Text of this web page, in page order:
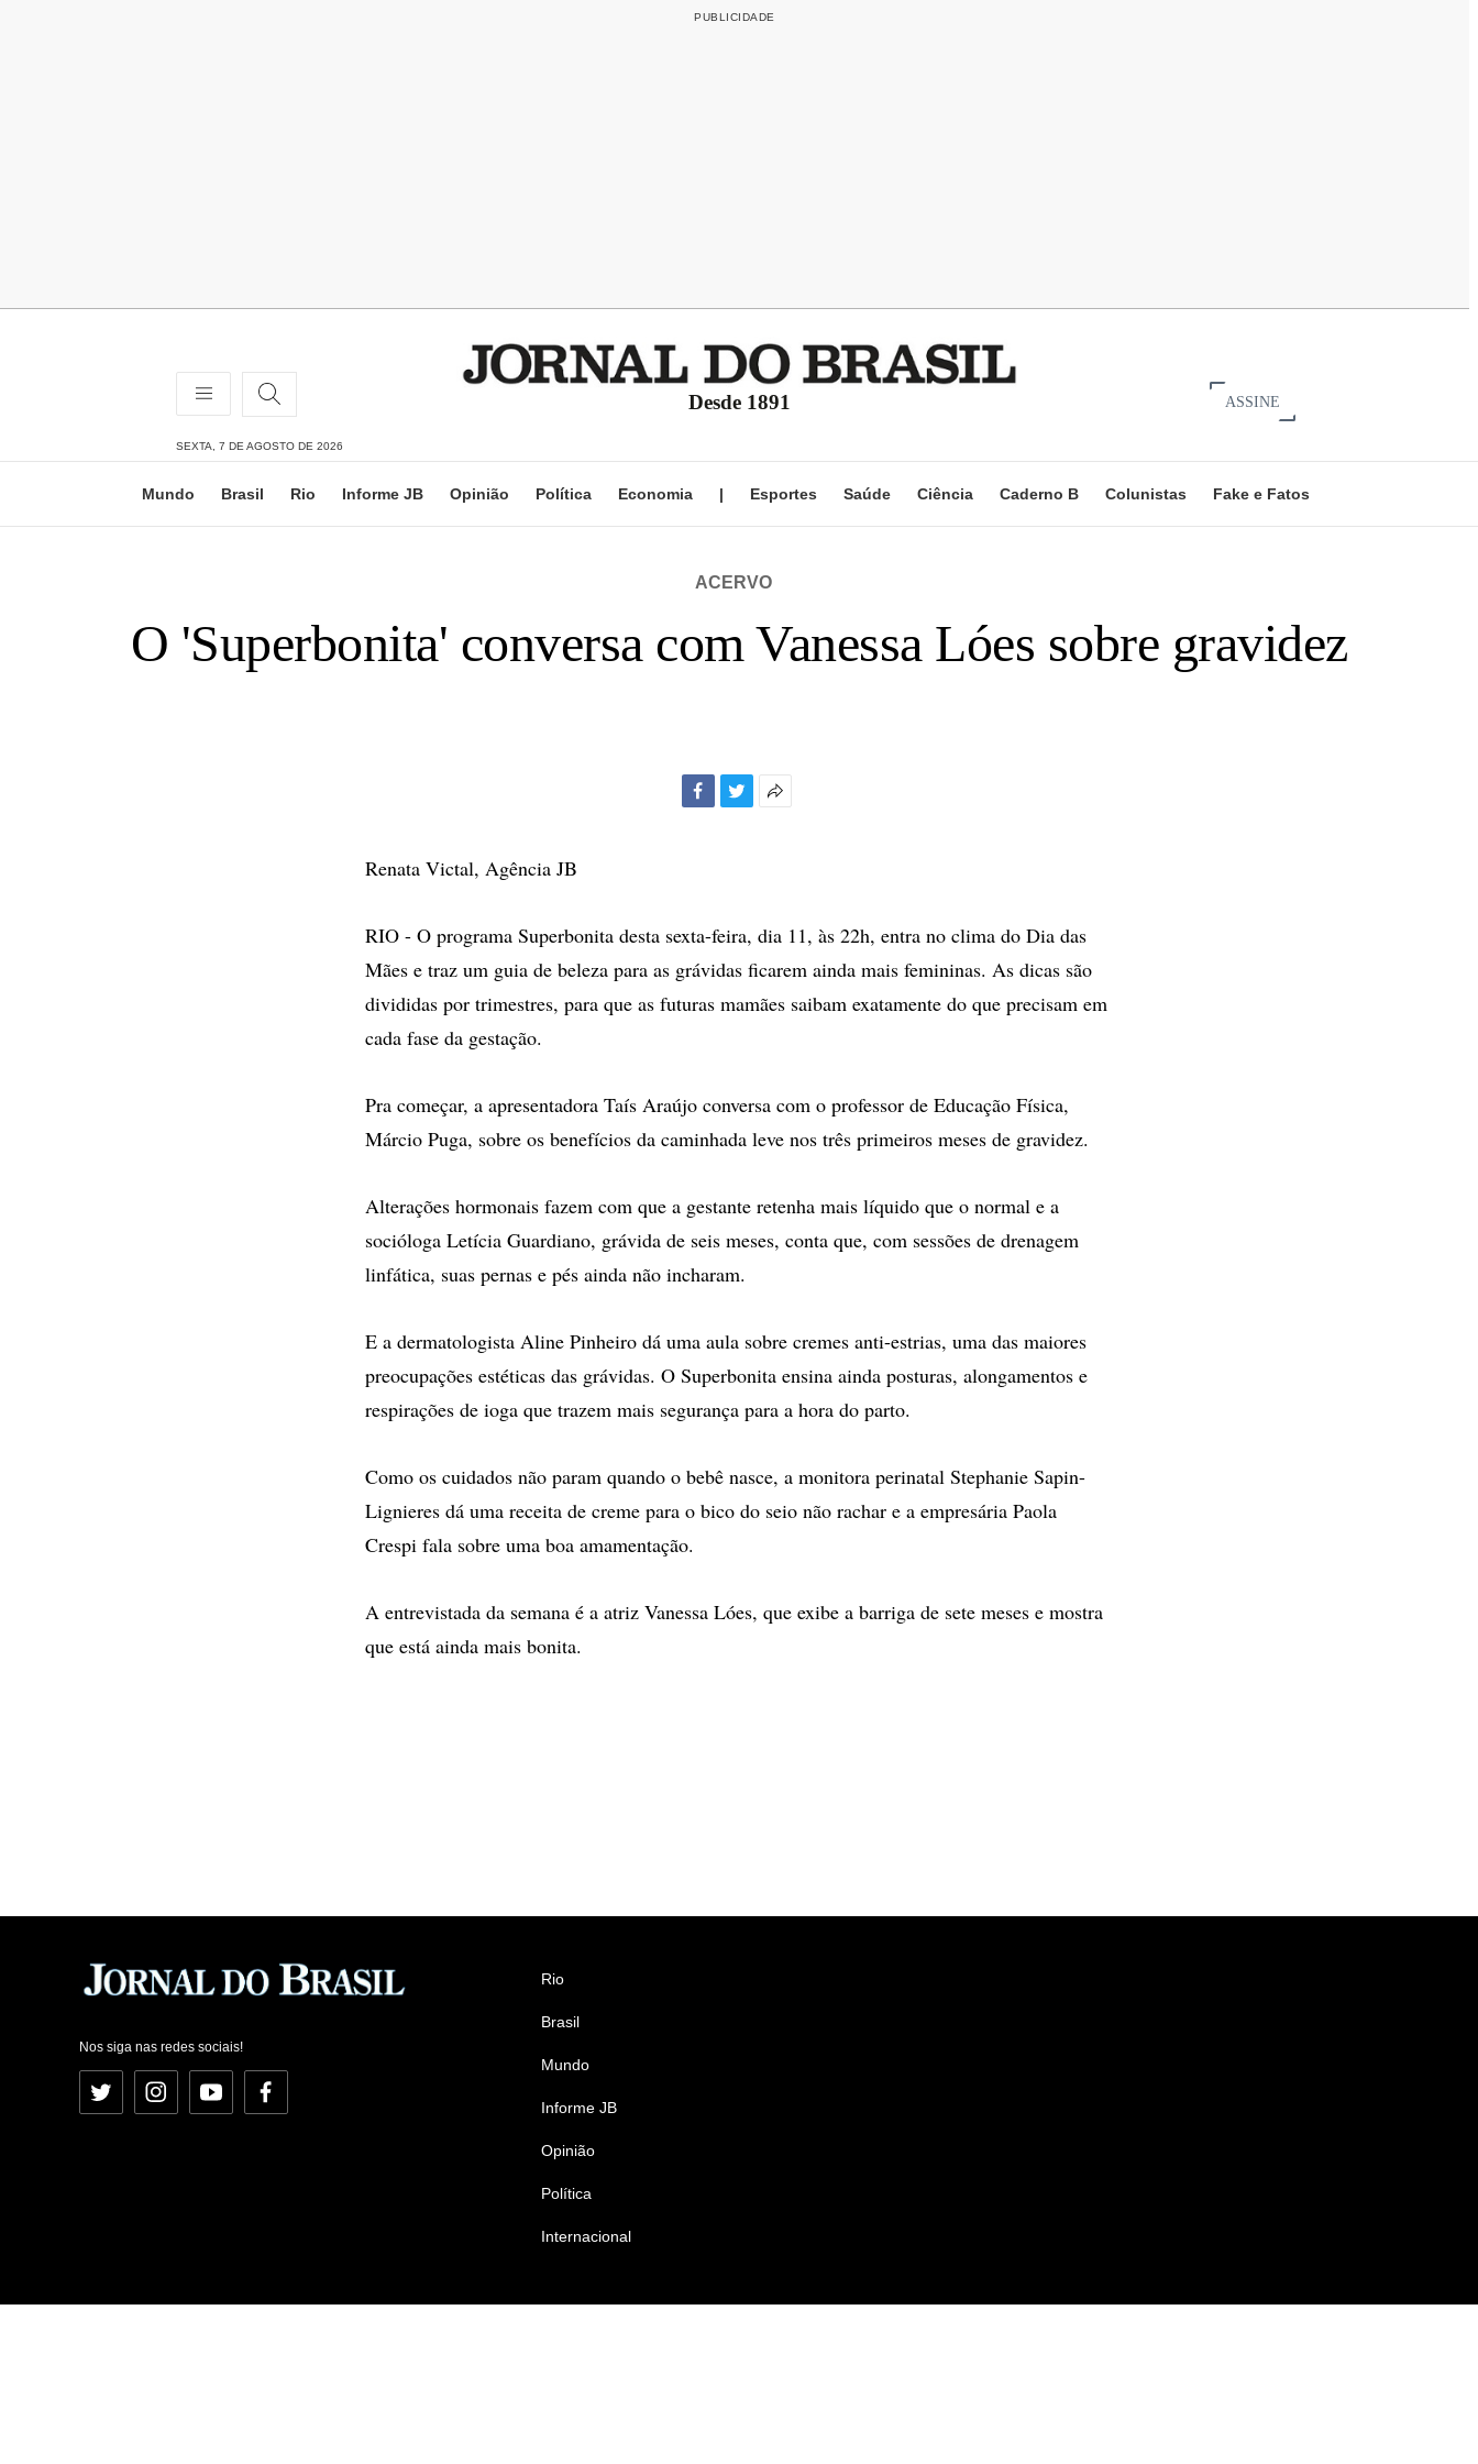
Desde 1891 ASSINE
SEXTA, 7 DE AGOSTO DE 2026
Mundo Brasil Rio Informe JB Opinião Política Economia | Esportes Saúde Ciência Caderno B Colunistas Fake e Fatos
ACERVO
O 'Superbonita' conversa com Vanessa Lóes sobre gravidez
Renata Victal, Agência JB
RIO - O programa Superbonita desta sexta-feira, dia 11, às 22h, entra no clima do Dia das
Mães e traz um guia de beleza para as grávidas ficarem ainda mais femininas. As dicas são
divididas por trimestres, para que as futuras mamães saibam exatamente do que precisam em
cada fase da gestação.
Pra começar, a apresentadora Taís Araújo conversa com o professor de Educação Física,
Márcio Puga, sobre os benefícios da caminhada leve nos três primeiros meses de gravidez.
Alterações hormonais fazem com que a gestante retenha mais líquido que o normal e a
socióloga Letícia Guardiano, grávida de seis meses, conta que, com sessões de drenagem
linfática, suas pernas e pés ainda não incharam.
E a dermatologista Aline Pinheiro dá uma aula sobre cremes anti-estrias, uma das maiores
preocupações estéticas das grávidas. O Superbonita ensina ainda posturas, alongamentos e
respirações de ioga que trazem mais segurança para a hora do parto.
Como os cuidados não param quando o bebê nasce, a monitora perinatal Stephanie Sapin-
Lignieres dá uma receita de creme para o bico do seio não rachar e a empresária Paola
Crespi fala sobre uma boa amamentação.
A entrevistada da semana é a atriz Vanessa Lóes, que exibe a barriga de sete meses e mostra
que está ainda mais bonita.
Nos siga nas redes sociais!
Twitter InstagramYouTubeFacebook
Rio
Brasil
Mundo
Informe JB
Opinião
Política
Internacional